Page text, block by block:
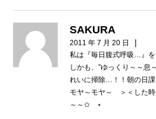
SAKURA
2011 年 7 月 20 日 |
私は『毎日腹式呼吸…』を
しかも、”ゆっくり～～
れいに掃除…！！朝の日課
モヤ～モヤ～ ＞＜した
～～✩ ⋆